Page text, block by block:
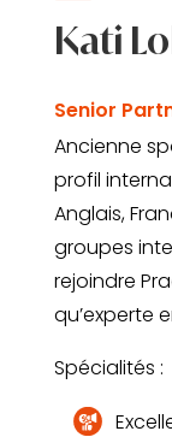
Kati
Senior
Ancienne
profil
Anglais,
groupes
rejoindre
qu’experte
Spécialités :